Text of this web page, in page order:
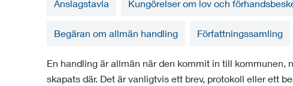
Anslagstavla Kungörelser om lov och
Begäran om allmän handling Författningssamling
En handling är allmän när den kommit in till kommunen,
skapats där. Det är vanligtvis ett brev, protokoll eller ett